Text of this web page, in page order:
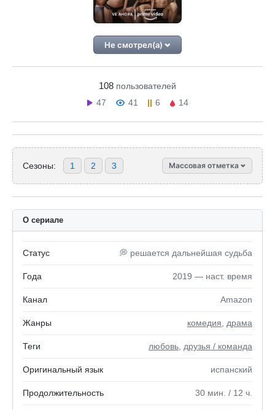
Не смотрел(а)
108 пользователей
47
41 6 14
Сезоны: 1 2 3 Массовая отметка
О сериале
Статус 💭 решается дальнейшая судьба
Года 2019 — наст. время
Канал Amazon
Жанры комедия драма
Теги любовь друзья / команда
Оригинальный язык испанский
Продолжительность 30 мин. / 12 ч.